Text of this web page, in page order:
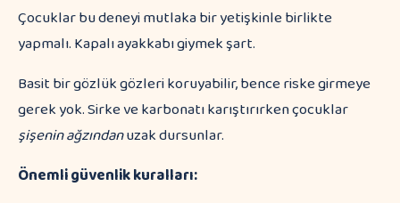
Çocuklar bu deneyi mutlaka bir yetişkinle birlikte
yapmalı. Kapalı ayakkabı giymek şart.
Basit bir gözlük gözleri koruyabilir, bence riske girmeye
gerek yok. Sirke ve karbonatı karıştırırken çocuklar
şişenin ağzındanuzak dursunlar.
Önemli güvenlik kuralları: